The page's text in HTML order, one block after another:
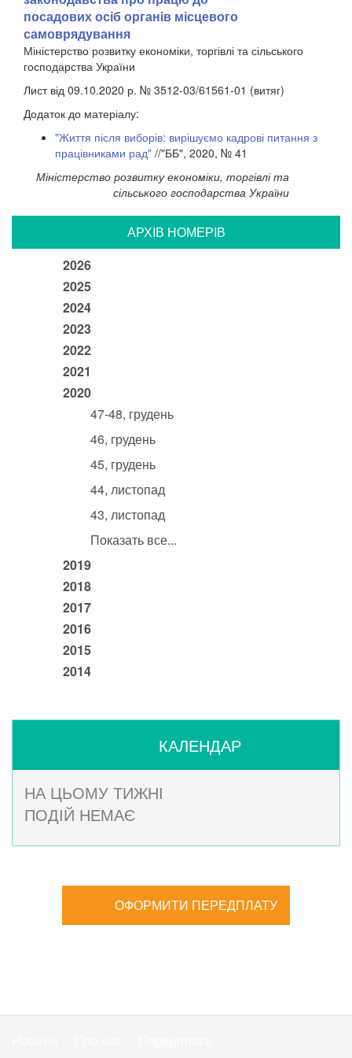
посадових осіб органів місцевого
самоврядування
Міністерство розвитку економіки, торгівлі та сільського
господарства України
Лист від 09.10.2020 р. № 3512-03/61561-01 (витяг)
Додаток до матеріалу:
"Життя після виборів: вирішуємо кадрові питання з
працівниками рад" //"ББ", 2020, № 41
Міністерство розвитку економіки, торгівлі та
сільського господарства України
АРХIВ НОМЕРIВ
2026
2025
2024
2023
2022
2021
2020
47-48, грудень
46, грудень
45, грудень
44, листопад
43, листопад
Показать все...
2019
2018
2017
2016
2015
2014
КАЛЕНДАР
НА ЦЬОМУ ТИЖНІ
ПОДІЙ НЕМАЄ
ОФОРМИТИ ПЕРЕДПЛАТУ